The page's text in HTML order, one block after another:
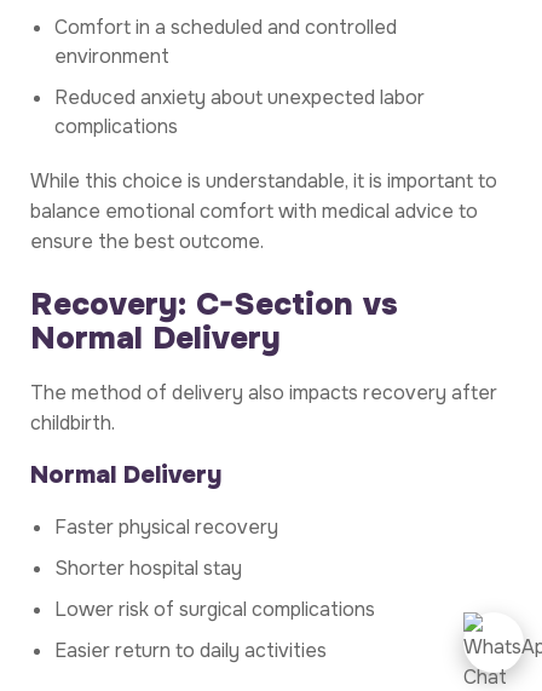
Comfort in a scheduled and controlled
environment
Reduced anxiety about unexpected labor
complications
While this choice is understandable, it is important to
balance emotional comfort with medical advice to
ensure the best outcome.
Recovery: C-Section vs
Normal Delivery
The method of delivery also impacts recovery after
childbirth.
Normal Delivery
Faster physical recovery
Shorter hospital stay
Lower risk of surgical complications
Easier return to daily activities